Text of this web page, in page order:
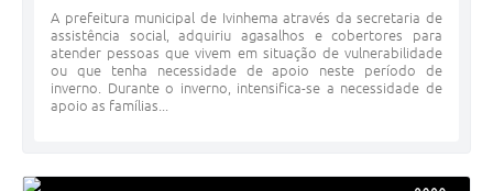
A prefeitura municipal de Ivinhema através da secretaria de
assistência social, adquiriu agasalhos e cobertores para
atender pessoas que vivem em situação de vulnerabilidade
ou que tenha necessidade de apoio neste período de
inverno. Durante o inverno, intensifica-se a necessidade de
apoio as famílias...